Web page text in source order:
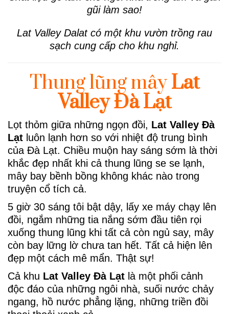
gũi làm sao!
Lat Valley Dalat có một khu vườn trồng rau
sạch cung cấp cho khu nghỉ.
Thung lũng mâyLat
ValleyĐà Lạt
Lọt thỏm giữa những ngọn đồi, Lat Valley Đà
Lạt luôn lạnh hơn so với nhiệt độ trung bình
của Đà Lạt. Chiều muộn hay sáng sớm là thời
khắc đẹp nhất khi cả thung lũng se se lạnh,
mây bay bềnh bồng không khác nào trong
truyện cổ tích cả.
5 giờ 30 sáng tôi bật dậy, lấy xe máy chạy lên
đồi, ngắm những tia nắng sớm đầu tiên rọi
xuống thung lũng khi tất cả còn ngủ say, mây
còn bay lững lờ chưa tan hết. Tất cả hiện lên
đẹp một cách mê mẩn. Thật sự!
Cả khu Lat Valley Đà Lạt là một phối cảnh
độc đáo của những ngôi nhà, suối nước chảy
ngang, hồ nước phẳng lặng, những triền đồi